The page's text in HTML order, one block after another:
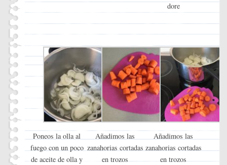
dore
Poneos la olla al
fuego con un poco
de aceite de olla y
Añadimos las
zanahorias cortadas
en trozos
Añadimos las
zanahorias cortadas
en trozos